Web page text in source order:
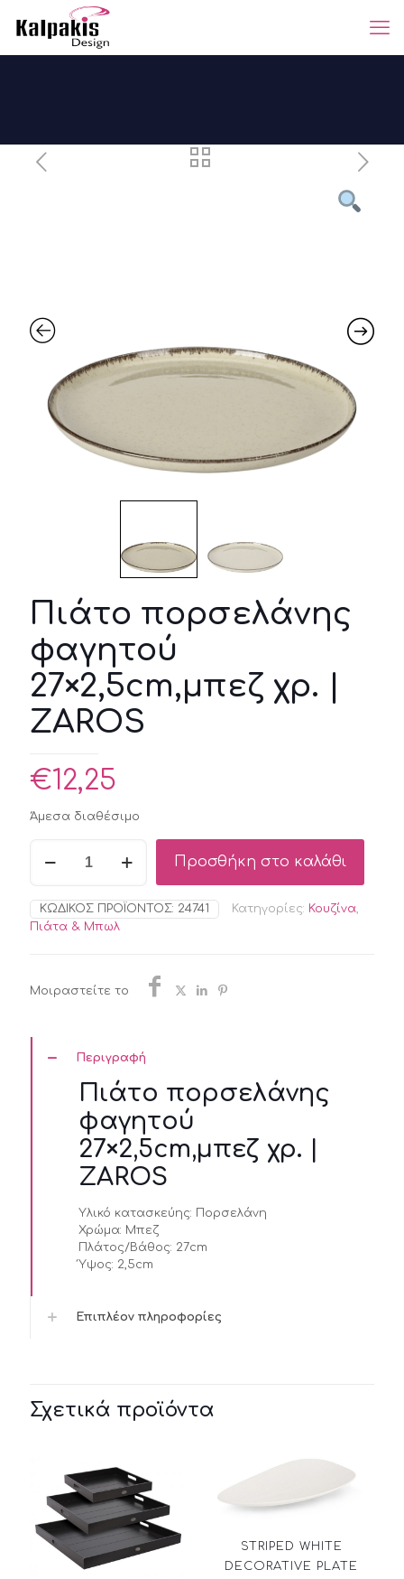
Πιάτο πορσελάνης
φαγητού
27×2,5cm,μπεζ χρ. |
ZAROS
€12,25
Άμεσα διαθέσιμο
πορσελάνης
27x2,5cm,μπεζ
χρ.
|
Προσθήκη στο καλάθι
ΚΩΔΙΚΌΣ ΠΡΟΪΌΝΤΟΣ: 24741 Κατηγορίες: Κουζίνα
Πιάτα & Μπωλ
Μοιραστείτε το
Περιγραφή
Πιάτο πορσελάνης
φαγητού
27×2,5cm,μπεζ χρ. |
ZAROS
Υλικό κατασκεύης: Πορσελάνη
Χρώμα: Μπεζ
Πλάτος/Βάθος: 27cm
Ύψος: 2,5cm
Επιπλέον πληροφορίες
Σχετικά προϊόντα
STRIPED WHITE
DECORATIVE PLATE